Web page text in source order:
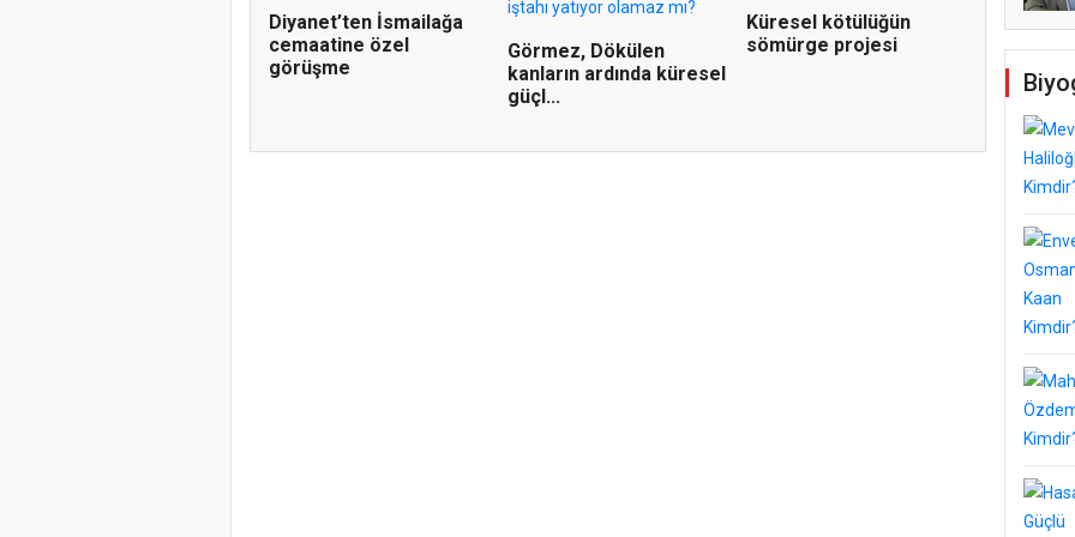
Diyanet’ten İsmailağa
cemaatine özel
görüşme
Görmez, Dökülen
kanların ardında küresel
güçl...
Küresel kötülüğün
sömürge projesi